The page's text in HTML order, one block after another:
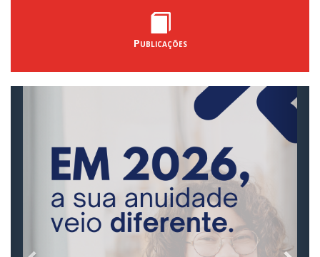
Publicações